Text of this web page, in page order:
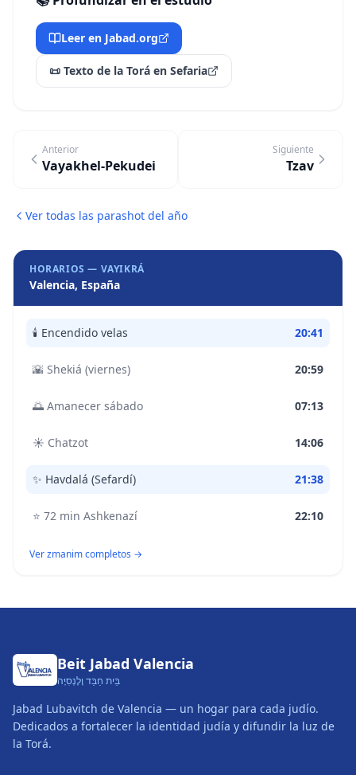
Leer en Jabad.org
📜 Texto de la Torá en Sefaria
Anterior
Vayakhel-Pekudei
Siguiente
Tzav
Ver todas las parashot del año
HORARIOS — VAYIKRÁ
Valencia, España
🕯️ Encendido velas 20:41
🌇 Shekiá (viernes) 20:59
🌅 Amanecer sábado 07:13
☀️ Chatzot 14:06
✨ Havdalá (Sefardí) 21:38
⭐ 72 min Ashkenazí 22:10
Ver zmanim completos →
Beit Jabad Valencia
בֵּית חַבַּד וָלֶנְסִיָּה
Jabad Lubavitch de Valencia — un hogar para cada judío.
Dedicados a fortalecer la identidad judía y difundir la luz de
la Torá.